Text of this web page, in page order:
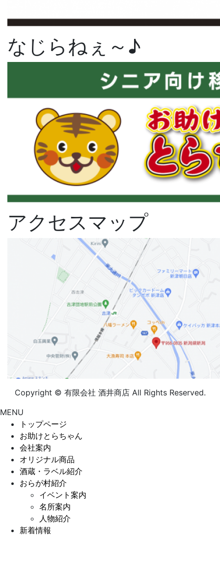
なじらねぇ～♪
アクセスマップ
Copyright © 有限会社 酒井商店 All Rights Reserved.
MENU
トップページ
お助けとらちゃん
会社案内
オリジナル商品
酒蔵・ラベル紹介
おらが村紹介
イベント案内
名所案内
人物紹介
新着情報